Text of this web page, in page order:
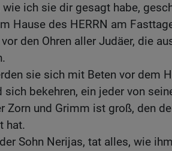
wie ich sie dir gesagt habe,
Hause des HERRN am
den Ohren aller Judäer, die
sie sich mit Beten vor dem
sich bekehren, ein jeder von
Zorn und Grimm ist groß, den
hat.
Sohn Nerijas, tat alles, wie